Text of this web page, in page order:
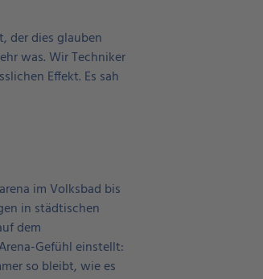
der dies glauben
was. Wir Techniker
Effekt. Es sah
im Volksbad bis
in städtischen
dem
Gefühl einstellt:
so bleibt, wie es